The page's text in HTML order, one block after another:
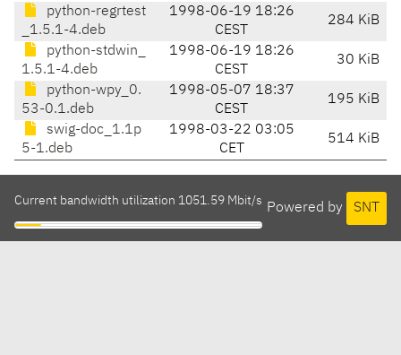
python-regrtest
_1.5.1-4.deb
1998-06-19 18:26
CEST
284 KiB
python-stdwin_
1.5.1-4.deb
1998-06-19 18:26
CEST
30 KiB
python-wpy_0.
53-0.1.deb
1998-05-07 18:37
CEST
195 KiB
swig-doc_1.1p
5-1.deb
1998-03-22 03:05
CET
514 KiB
Powered by SNT
Current bandwidth utilization 1051.59 Mbit/s